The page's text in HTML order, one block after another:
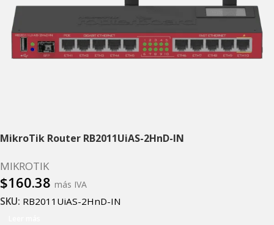
MikroTik Router RB2011UiAS-2HnD-IN
MIKROTIK
$160.38 más IVA
SKU: RB2011UiAS-2HnD-IN